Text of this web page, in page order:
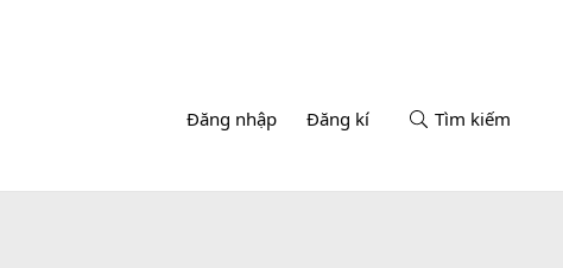
Đăng nhập Đăng kí Tìm kiếm